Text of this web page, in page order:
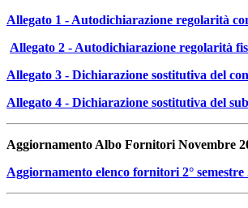
Allegato 1 - Autodichiarazione regolarità
Allegato 2 - Autodichiarazione regolarità
Allegato 3 - Dichiarazione sostitutiva del
Allegato 4 - Dichiarazione sostitutiva del
Aggiornamento Albo Fornitori Novembre
Aggiornamento elenco fornitori 2° semestre